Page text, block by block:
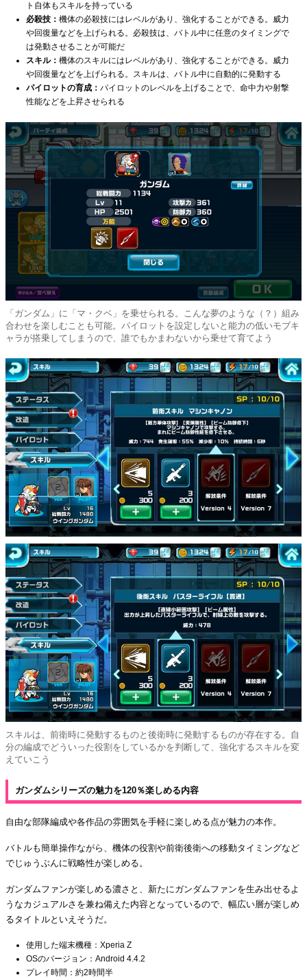
ト自体もスキルを持っている
必殺技： 機体の必殺技にはレベルがあり、強化することができる。威力
や回復量などを上げられる。必殺技は、バトル中に任意のタイミングで
は発動させることが可能だ
スキル： 機体のスキルにはレベルがあり、強化することができる。威力
や回復量などを上げられる。スキルは、バトル中に自動的に発動する
パイロットの育成： パイロットのレベルを上げることで、命中力や射撃
性能などを上昇させられる
「ガンダム」に「マ・クベ」を乗せられる。こんな夢のような（？）組み
合わせを楽しむことも可能。パイロットを設定しないと能力の低いモブキ
ャラが搭乗してしまうので、誰でもかまわないから乗せて育てよう
スキルは、前衛時に発動するものと後衛時に発動するものが存在する。自
分の編成でどういった役割をしているかを判断して、強化するスキルを変
えていこう
ガンダムシリーズの魅力を120％楽しめる内容
自由な部隊編成や各作品の雰囲気を手軽に楽しめる点が魅力の本作。
バトルも簡単操作ながら、機体の役割や前衛後衛への移動タイミングなど
でじゅうぶんに戦略性が楽しめる。
ガンダムファンが楽しめる濃さと、新たにガンダムファンを生み出せるよ
うなカジュアルさを兼ね備えた内容となっているので、幅広い層が楽しめ
るタイトルといえそうだ。
使用した端末機種：Xperia Z
OSのバージョン：Android 4.4.2
プレイ時間：約2時間半